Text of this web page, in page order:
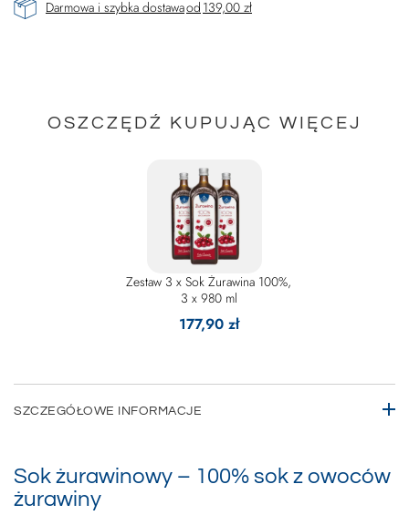
Darmowa i szybka dostawaod 139,00 zł
OSZCZĘDŹ KUPUJĄC WIĘCEJ
Zestaw 3 x Sok Żurawina 100%,
3 x 980 ml
177,90 zł
SZCZEGÓŁOWE INFORMACJE
Sok żurawinowy – 100% sok z owoców
żurawiny